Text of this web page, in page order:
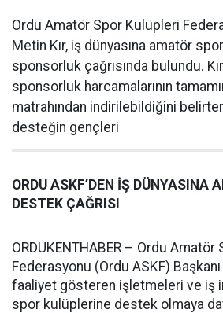
Ordu Amatör Spor Kulüpleri
Metin Kır, iş dünyasına amatör
sponsorluk çağrısında bulundu.
sponsorluk harcamalarının
matrahından indirilebildiğini
desteğin gençleri
ORDU ASKF’DEN İŞ DÜNYASINA
DESTEK ÇAĞRISI
ORDUKENTHABER – Ordu
Federasyonu (Ordu ASKF)
faaliyet gösteren işletmeleri ve iş
spor kulüplerine destek olmaya